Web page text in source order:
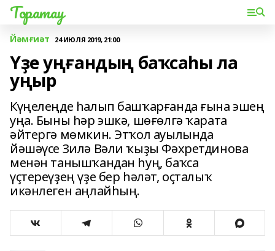
Торатау
Йәмғиәт 24 ИЮЛЯ 2019, 21:00
Үҙе уңғандың баҡсаһы ла
уңыр
Күңелеңде һалып башҡарғанда ғына эшең
уңа. Быны һәр эшкә, шөғөлгә ҡарата
әйтергә мөмкин. Этҡол ауылында
йәшәүсе Зилә Вәли ҡыҙы Фәхретдинова
менән танышҡандан һуң, баҡса
үҫтереүҙең үҙе бер һәләт, оҫталыҡ
икәнлеген аңлайһың.